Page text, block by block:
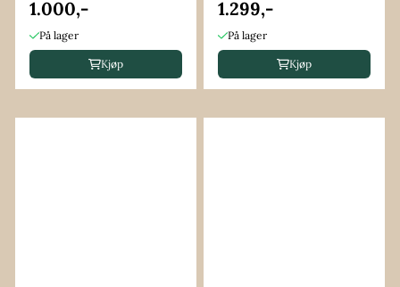
1.000,-
På lager
Kjøp
1.299,-
På lager
Kjøp